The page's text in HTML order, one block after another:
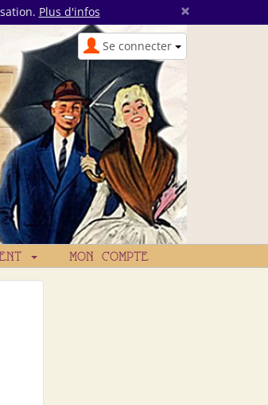
Plus d'infos ×
Se connecter
MON COMPTE